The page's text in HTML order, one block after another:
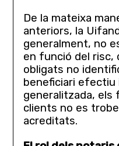
De la mateixa
anteriors, la
generalment, no
en funció del risc,
obligats no
beneficiari efectiu
generalitzada, els
clients no es
acreditats.